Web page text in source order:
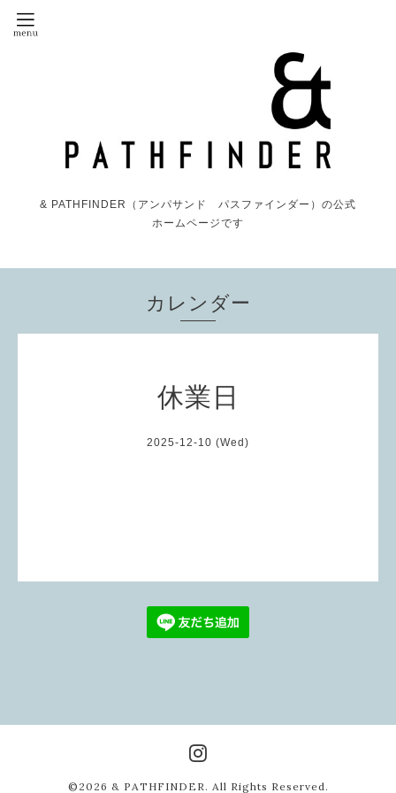
& PATHFINDER（アンパサンド パスファインダー）の公式
ホームページです
カレンダー
休業日
2025-12-10 (Wed)
©2026 & PATHFINDER . All Rights Reserved.